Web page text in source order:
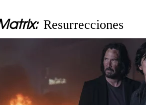
Resurrecciones